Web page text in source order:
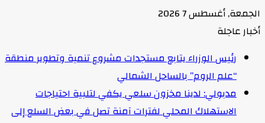
الجمعة, أغسطس 7 2026
أخبار عاجلة
رئيس الوزراء يتابع مستجدات مشروع تنمية وتطوير منطقة
“علم الروم” بالساحل الشمالي
مدبولي: لدينا مخزون سلعي يكفي لتلبية احتياجات
الاستهلاك المحلي لفترات آمنة تصل في بعض السلع إلى